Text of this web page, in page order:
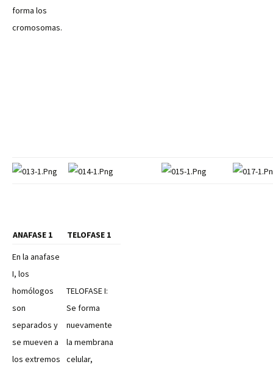
forma los
cromosomas.
ANAFASE 1
TELOFASE 1
En la anafase
I, los
homólogos
son
separados y
se mueven a
los extremos
TELOFASE I:
Se forma
nuevamente
la membrana
celular,